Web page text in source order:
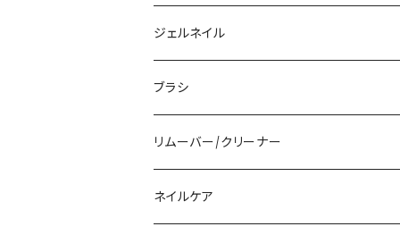
アクリルジェル
アクリルリキッド
その他ツール
ジェルネイル
トップジェル
ベースジェル
ファンクションジェル
ブラシ
ジェルブラシ
アクリルブラシ
リムーバー/クリーナー
リムーバー
ネイルケア